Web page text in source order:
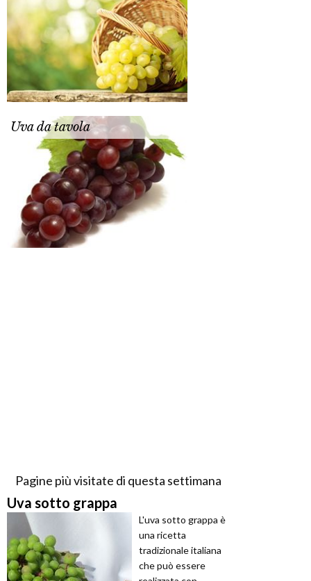
Uva da tavola
Pagine più visitate di questa settimana
Uva sotto grappa
L'uva sotto grappa è
una ricetta
tradizionale italiana
che può essere